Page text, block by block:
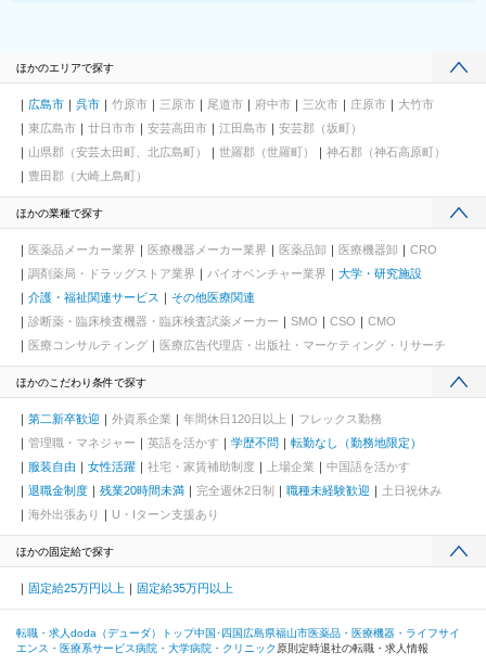
ほかのエリアで探す
広島市 呉市 竹原市 三原市 尾道市 府中市 三次市 庄原市
大竹市
東広島市
廿日市市 安芸高田市 江田島市
安芸郡（坂町）
山県郡（安芸太田町、北広島町）
世羅郡（世羅町）
神石郡（神石高原町）
豊田郡（大崎上島町）
ほかの業種で探す
医薬品メーカー業界 医療機器メーカー業界 医薬品卸 医療機器卸
CRO
調剤薬局・ドラッグストア業界
バイオベンチャー業界
大学・研究施設
介護・福祉関連サービス
その他医療関連
診断薬・臨床検査機器・臨床検査試薬メーカー
SMO CSO
CMO
医療コンサルティング
医療広告代理店・出版社・マーケティング・リサーチ
ほかのこだわり条件で探す
第二新卒歓迎 外資系企業 年間休日120日以上
フレックス勤務
管理職・マネジャー
英語を活かす 学歴不問
転勤なし（勤務地限定）
服装自由
女性活躍 社宅・家賃補助制度 上場企業
中国語を活かす
退職金制度
残業20時間未満 完全週休2日制 職種未経験歓迎
土日祝休み
海外出張あり
U・Iターン支援あり
ほかの固定給で探す
固定給25万円以上 固定給35万円以上
転職・求人doda（デューダ）トップ中国･四国 広島県福山市医薬品・医療機器・ライフサイ
エンス・医療系サービス病院・大学病院・クリニック原則定時退社の転職・求人情報